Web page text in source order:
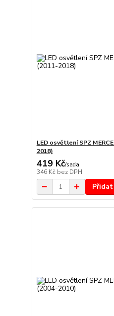
LED osvětlení SPZ
2018)
419 Kč/sada
346 Kč bez DPH